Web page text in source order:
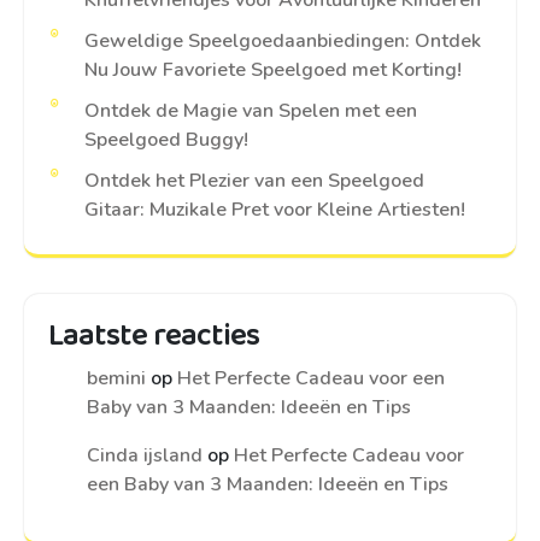
Geweldige Speelgoedaanbiedingen: Ontdek
Nu Jouw Favoriete Speelgoed met Korting!
Ontdek de Magie van Spelen met een
Speelgoed Buggy!
Ontdek het Plezier van een Speelgoed
Gitaar: Muzikale Pret voor Kleine Artiesten!
Laatste reacties
bemini op Het Perfecte Cadeau voor een
Baby van 3 Maanden: Ideeën en Tips
Cinda ijsland op Het Perfecte Cadeau voor
een Baby van 3 Maanden: Ideeën en Tips